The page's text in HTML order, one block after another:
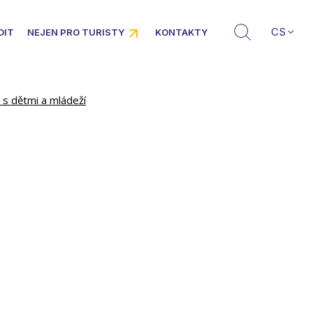
NEJEN PRO TURISTY KONTAKTY CS
dětmi a mládeží